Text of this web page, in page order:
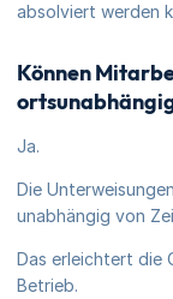
absolviert werden
Können
Ja.
Die
unabhängig von
Das erleichtert die
Betrieb.